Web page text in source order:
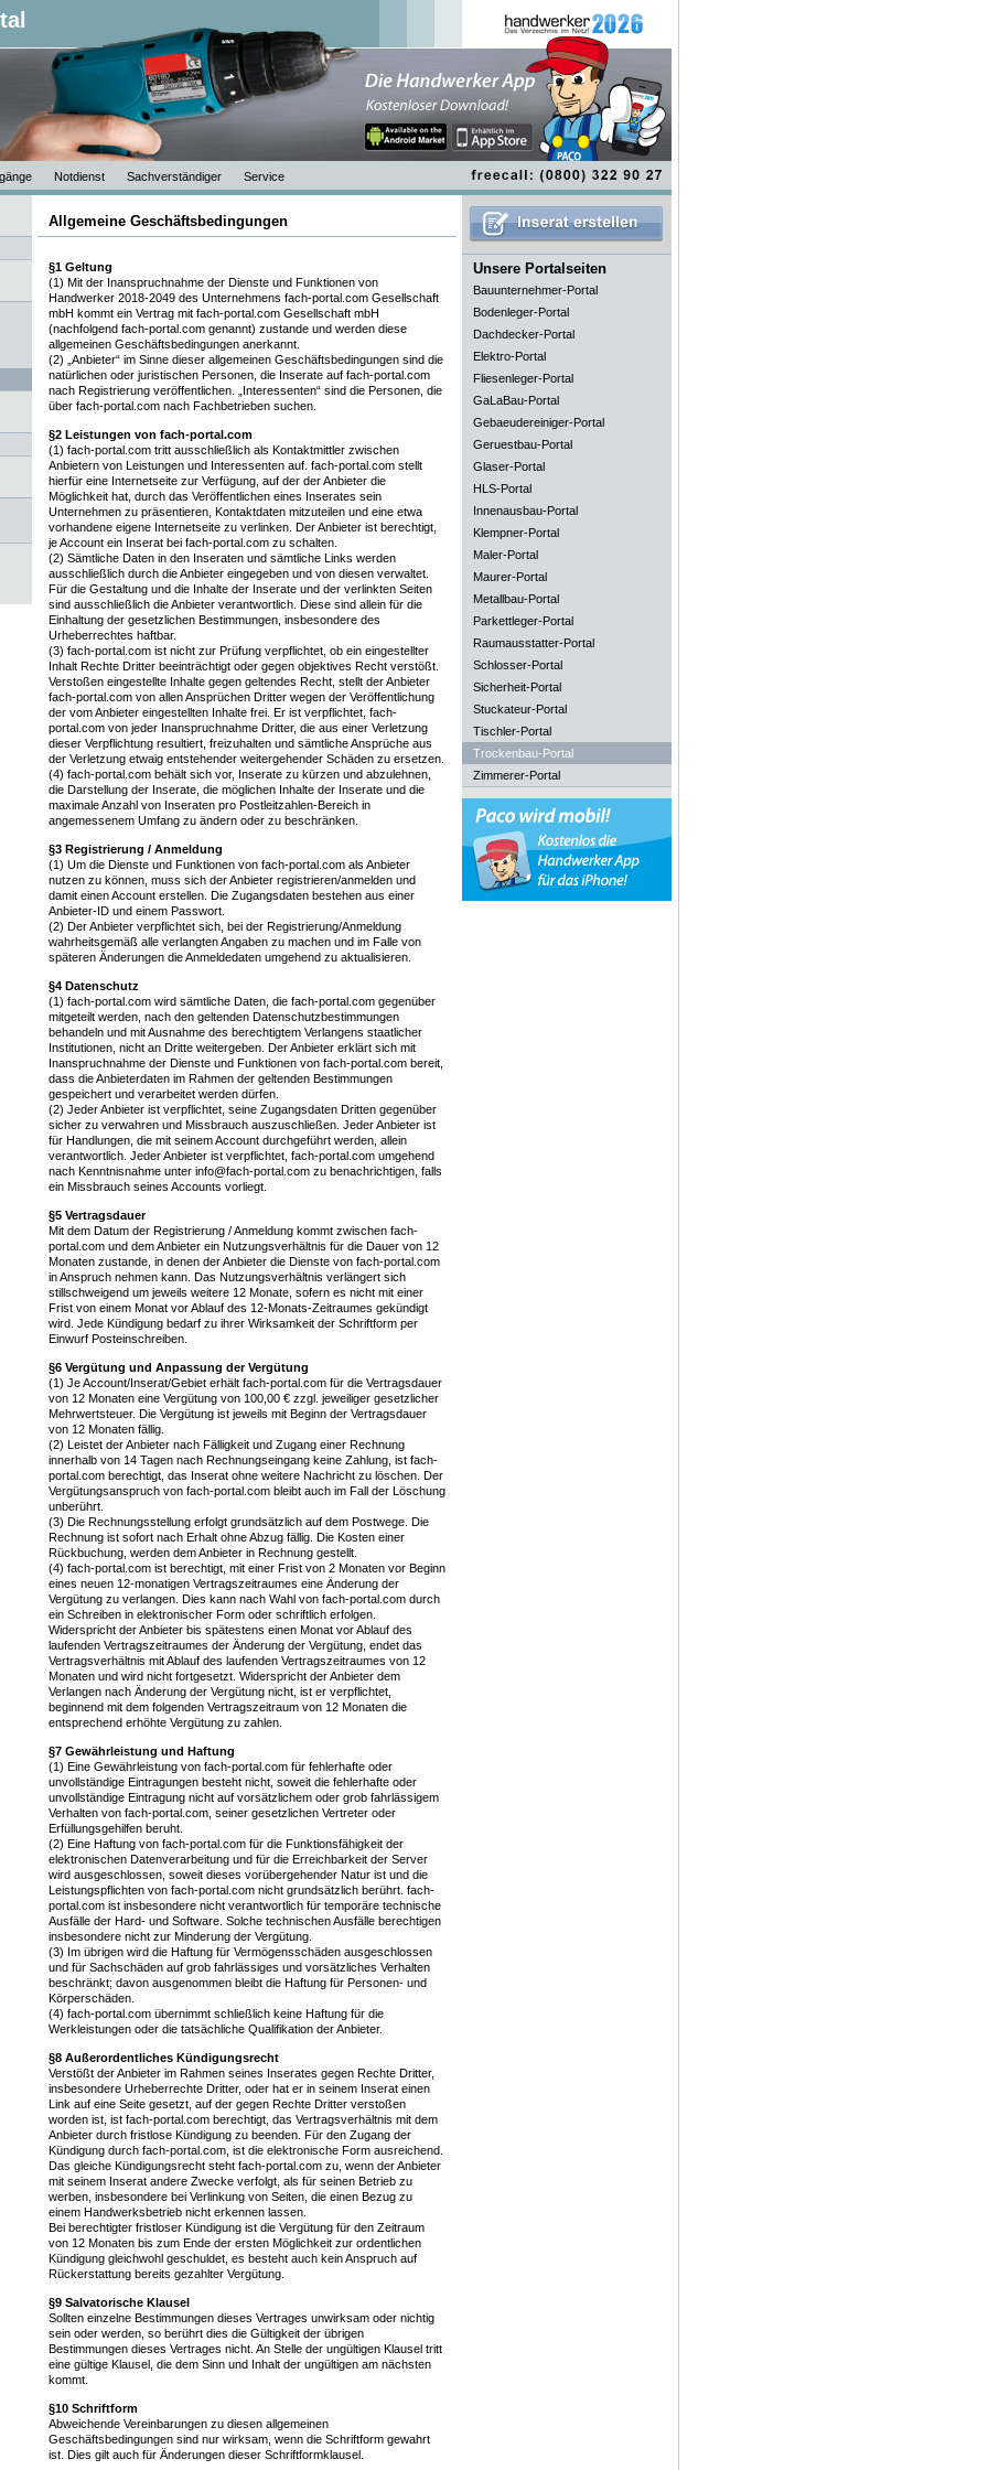
Notdienst Sachverständiger Service
Allgemeine Geschäftsbedingungen
§1 Geltung
(1) Mit der Inanspruchnahme der Dienste und Funktionen von
Handwerker 2018-2049 des Unternehmens fach-portal.com Gesellschaft
mbH kommt ein Vertrag mit fach-portal.com Gesellschaft mbH
(nachfolgend fach-portal.com genannt) zustande und werden diese
allgemeinen Geschäftsbedingungen anerkannt.
(2) „Anbieter“ im Sinne dieser allgemeinen Geschäftsbedingungen sind die
natürlichen oder juristischen Personen, die Inserate auf fach-portal.com
nach Registrierung veröffentlichen. „Interessenten“ sind die Personen, die
über fach-portal.com nach Fachbetrieben suchen.
§2 Leistungen von fach-portal.com
(1) fach-portal.com tritt ausschließlich als Kontaktmittler zwischen
Anbietern von Leistungen und Interessenten auf. fach-portal.com stellt
hierfür eine Internetseite zur Verfügung, auf der der Anbieter die
Möglichkeit hat, durch das Veröffentlichen eines Inserates sein
Unternehmen zu präsentieren, Kontaktdaten mitzuteilen und eine etwa
vorhandene eigene Internetseite zu verlinken. Der Anbieter ist berechtigt,
je Account ein Inserat bei fach-portal.com zu schalten.
(2) Sämtliche Daten in den Inseraten und sämtliche Links werden
ausschließlich durch die Anbieter eingegeben und von diesen verwaltet.
Für die Gestaltung und die Inhalte der Inserate und der verlinkten Seiten
sind ausschließlich die Anbieter verantwortlich. Diese sind allein für die
Einhaltung der gesetzlichen Bestimmungen, insbesondere des
Urheberrechtes haftbar.
(3) fach-portal.com ist nicht zur Prüfung verpflichtet, ob ein eingestellter
Inhalt Rechte Dritter beeinträchtigt oder gegen objektives Recht verstößt.
Verstoßen eingestellte Inhalte gegen geltendes Recht, stellt der Anbieter
fach-portal.com von allen Ansprüchen Dritter wegen der Veröffentlichung
der vom Anbieter eingestellten Inhalte frei. Er ist verpflichtet, fach-
portal.com von jeder Inanspruchnahme Dritter, die aus einer Verletzung
dieser Verpflichtung resultiert, freizuhalten und sämtliche Ansprüche aus
der Verletzung etwaig entstehender weitergehender Schäden zu ersetzen.
(4) fach-portal.com behält sich vor, Inserate zu kürzen und abzulehnen,
die Darstellung der Inserate, die möglichen Inhalte der Inserate und die
maximale Anzahl von Inseraten pro Postleitzahlen-Bereich in
angemessenem Umfang zu ändern oder zu beschränken.
§3 Registrierung / Anmeldung
(1) Um die Dienste und Funktionen von fach-portal.com als Anbieter
nutzen zu können, muss sich der Anbieter registrieren/anmelden und
damit einen Account erstellen. Die Zugangsdaten bestehen aus einer
Anbieter-ID und einem Passwort.
(2) Der Anbieter verpflichtet sich, bei der Registrierung/Anmeldung
wahrheitsgemäß alle verlangten Angaben zu machen und im Falle von
späteren Änderungen die Anmeldedaten umgehend zu aktualisieren.
§4 Datenschutz
(1) fach-portal.com wird sämtliche Daten, die fach-portal.com gegenüber
mitgeteilt werden, nach den geltenden Datenschutzbestimmungen
behandeln und mit Ausnahme des berechtigtem Verlangens staatlicher
Institutionen, nicht an Dritte weitergeben. Der Anbieter erklärt sich mit
Inanspruchnahme der Dienste und Funktionen von fach-portal.com bereit,
dass die Anbieterdaten im Rahmen der geltenden Bestimmungen
gespeichert und verarbeitet werden dürfen.
(2) Jeder Anbieter ist verpflichtet, seine Zugangsdaten Dritten gegenüber
sicher zu verwahren und Missbrauch auszuschließen. Jeder Anbieter ist
für Handlungen, die mit seinem Account durchgeführt werden, allein
verantwortlich. Jeder Anbieter ist verpflichtet, fach-portal.com umgehend
nach Kenntnisnahme unter info@fach-portal.com zu benachrichtigen, falls
ein Missbrauch seines Accounts vorliegt.
§5 Vertragsdauer
Mit dem Datum der Registrierung / Anmeldung kommt zwischen fach-
portal.com und dem Anbieter ein Nutzungsverhältnis für die Dauer von 12
Monaten zustande, in denen der Anbieter die Dienste von fach-portal.com
in Anspruch nehmen kann. Das Nutzungsverhältnis verlängert sich
stillschweigend um jeweils weitere 12 Monate, sofern es nicht mit einer
Frist von einem Monat vor Ablauf des 12-Monats-Zeitraumes gekündigt
wird. Jede Kündigung bedarf zu ihrer Wirksamkeit der Schriftform per
Einwurf Posteinschreiben.
§6 Vergütung und Anpassung der Vergütung
(1) Je Account/Inserat/Gebiet erhält fach-portal.com für die Vertragsdauer
von 12 Monaten eine Vergütung von 100,00 € zzgl. jeweiliger gesetzlicher
Mehrwertsteuer. Die Vergütung ist jeweils mit Beginn der Vertragsdauer
von 12 Monaten fällig.
(2) Leistet der Anbieter nach Fälligkeit und Zugang einer Rechnung
innerhalb von 14 Tagen nach Rechnungseingang keine Zahlung, ist fach-
portal.com berechtigt, das Inserat ohne weitere Nachricht zu löschen. Der
Vergütungsanspruch von fach-portal.com bleibt auch im Fall der Löschung
unberührt.
(3) Die Rechnungsstellung erfolgt grundsätzlich auf dem Postwege. Die
Rechnung ist sofort nach Erhalt ohne Abzug fällig. Die Kosten einer
Rückbuchung, werden dem Anbieter in Rechnung gestellt.
(4) fach-portal.com ist berechtigt, mit einer Frist von 2 Monaten vor Beginn
eines neuen 12-monatigen Vertragszeitraumes eine Änderung der
Vergütung zu verlangen. Dies kann nach Wahl von fach-portal.com durch
ein Schreiben in elektronischer Form oder schriftlich erfolgen.
Widerspricht der Anbieter bis spätestens einen Monat vor Ablauf des
laufenden Vertragszeitraumes der Änderung der Vergütung, endet das
Vertragsverhältnis mit Ablauf des laufenden Vertragszeitraumes von 12
Monaten und wird nicht fortgesetzt. Widerspricht der Anbieter dem
Verlangen nach Änderung der Vergütung nicht, ist er verpflichtet,
beginnend mit dem folgenden Vertragszeitraum von 12 Monaten die
entsprechend erhöhte Vergütung zu zahlen.
§7 Gewährleistung und Haftung
(1) Eine Gewährleistung von fach-portal.com für fehlerhafte oder
unvollständige Eintragungen besteht nicht, soweit die fehlerhafte oder
unvollständige Eintragung nicht auf vorsätzlichem oder grob fahrlässigem
Verhalten von fach-portal.com, seiner gesetzlichen Vertreter oder
Erfüllungsgehilfen beruht.
(2) Eine Haftung von fach-portal.com für die Funktionsfähigkeit der
elektronischen Datenverarbeitung und für die Erreichbarkeit der Server
wird ausgeschlossen, soweit dieses vorübergehender Natur ist und die
Leistungspflichten von fach-portal.com nicht grundsätzlich berührt. fach-
portal.com ist insbesondere nicht verantwortlich für temporäre technische
Ausfälle der Hard- und Software. Solche technischen Ausfälle berechtigen
insbesondere nicht zur Minderung der Vergütung.
(3) Im übrigen wird die Haftung für Vermögensschäden ausgeschlossen
und für Sachschäden auf grob fahrlässiges und vorsätzliches Verhalten
beschränkt; davon ausgenommen bleibt die Haftung für Personen- und
Körperschäden.
(4) fach-portal.com übernimmt schließlich keine Haftung für die
Werkleistungen oder die tatsächliche Qualifikation der Anbieter.
§8 Außerordentliches Kündigungsrecht
Verstößt der Anbieter im Rahmen seines Inserates gegen Rechte Dritter,
insbesondere Urheberrechte Dritter, oder hat er in seinem Inserat einen
Link auf eine Seite gesetzt, auf der gegen Rechte Dritter verstoßen
worden ist, ist fach-portal.com berechtigt, das Vertragsverhältnis mit dem
Anbieter durch fristlose Kündigung zu beenden. Für den Zugang der
Kündigung durch fach-portal.com, ist die elektronische Form ausreichend.
Das gleiche Kündigungsrecht steht fach-portal.com zu, wenn der Anbieter
mit seinem Inserat andere Zwecke verfolgt, als für seinen Betrieb zu
werben, insbesondere bei Verlinkung von Seiten, die einen Bezug zu
einem Handwerksbetrieb nicht erkennen lassen.
Bei berechtigter fristloser Kündigung ist die Vergütung für den Zeitraum
von 12 Monaten bis zum Ende der ersten Möglichkeit zur ordentlichen
Kündigung gleichwohl geschuldet, es besteht auch kein Anspruch auf
Rückerstattung bereits gezahlter Vergütung.
§9 Salvatorische Klausel
Sollten einzelne Bestimmungen dieses Vertrages unwirksam oder nichtig
sein oder werden, so berührt dies die Gültigkeit der übrigen
Bestimmungen dieses Vertrages nicht. An Stelle der ungültigen Klausel tritt
eine gültige Klausel, die dem Sinn und Inhalt der ungültigen am nächsten
kommt.
§10 Schriftform
Abweichende Vereinbarungen zu diesen allgemeinen
Geschäftsbedingungen sind nur wirksam, wenn die Schriftform gewahrt
ist. Dies gilt auch für Änderungen dieser Schriftformklausel.
Unsere Portalseiten
Bauunternehmer-Portal
Bodenleger-Portal
Dachdecker-Portal
Elektro-Portal
Fliesenleger-Portal
GaLaBau-Portal
Gebaeudereiniger-Portal
Geruestbau-Portal
Glaser-Portal
HLS-Portal
Innenausbau-Portal
Klempner-Portal
Maler-Portal
Maurer-Portal
Metallbau-Portal
Parkettleger-Portal
Raumausstatter-Portal
Schlosser-Portal
Sicherheit-Portal
Stuckateur-Portal
Tischler-Portal
Trockenbau-Portal
Zimmerer-Portal